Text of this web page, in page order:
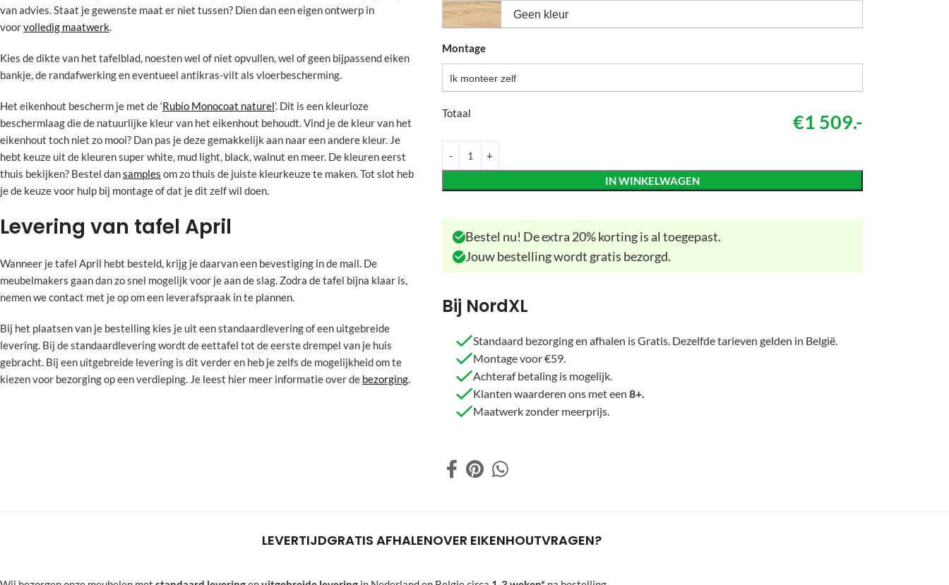
van advies. Staat je gewenste maat er niet tussen? Dien dan een eigen ontwerp in
voorvolledig maatwerk.
Kies de dikte van het tafelblad, noesten wel of niet opvullen, wel of geen bijpassend eiken
bankje, de randafwerking en eventueel antikras-vilt als vloerbescherming.
Het eikenhout bescherm je met de ‘Rubio Monocoat naturel’. Dit is een kleurloze
beschermlaag die de natuurlijke kleur van het eikenhout behoudt. Vind je de kleur van het
eikenhout toch niet zo mooi? Dan pas je deze gemakkelijk aan naar een andere kleur. Je
hebt keuze uit de kleuren super white, mud light, black, walnut en meer. De kleuren eerst
thuis bekijken? Bestel dansamples om zo thuis de juiste kleurkeuze te maken. Tot slot heb
je de keuze voor hulp bij montage of dat je dit zelf wil doen.
Levering van tafel April
Wanneer je tafel April hebt besteld, krijg je daarvan een bevestiging in de mail. De
meubelmakers gaan dan zo snel mogelijk voor je aan de slag. Zodra de tafel bijna klaar is,
nemen we contact met je op om een leverafspraak in te plannen.
Bij het plaatsen van je bestelling kies je uit een standaardlevering of een uitgebreide
levering. Bij de standaardlevering wordt de eettafel tot de eerste drempel van je huis
gebracht. Bij een uitgebreide levering is dit verder en heb je zelfs de mogelijkheid om te
kiezen voor bezorging op een verdieping. Je leest hier meer informatie over de bezorging.
Geen kleur
Montage
Ik monteer zelf
Totaal €1 509.-
IN WINKELWAGEN
Bestel nu! De extra 20% korting is al toegepast.
Jouw bestelling wordt gratis bezorgd.
Bij NordXL
Standaard bezorging en afhalen is Gratis. Dezelfde tarieven gelden in België.
Montage voor €59.
Achteraf betaling is mogelijk.
Klanten waarderen ons met een 8+.
Maatwerk zonder meerprijs.
LEVERTIJDGRATIS AFHALENOVER EIKENHOUTVRAGEN?